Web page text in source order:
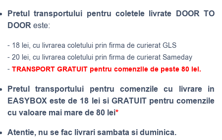
Pretul transportului pentru coletele livrate DOOR TO
DOOReste:
- 18 lei, cu livrarea coletului prin firma de curierat GLS
- 20 lei, cu livrarea coletului prin firma de curierat Sameday
- TRANSPORT GRATUIT pentru comenzile de peste 80 lei.
Pretul transportului pentru comenzile cu livrare in
EASYBOX este de 18 lei si GRATUIT pentru comenzile
cu valoare mai mare de 80 lei*
Atentie, nu se fac livrari sambata si duminica.